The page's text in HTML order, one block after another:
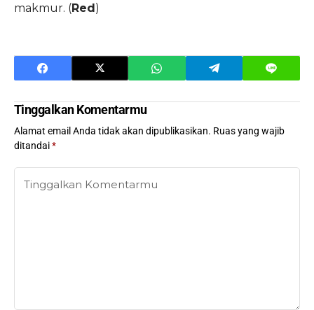
makmur. (Red)
Tinggalkan Komentarmu
Alamat email Anda tidak akan dipublikasikan. Ruas yang wajib
ditandai*